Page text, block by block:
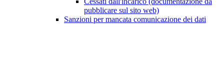
pubblicare sul sito web)
Sanzioni per mancata comunicazione dei dati